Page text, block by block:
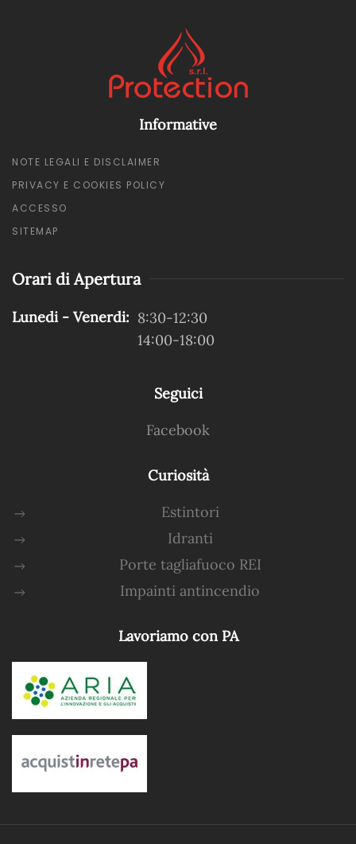
Informative
NOTE LEGALI E DISCLAIMER
PRIVACY E COOKIES POLICY
ACCESSO
SITEMAP
Orari di Apertura
Lunedi - Venerdi: 8:30-12:30
14:00-18:00
Seguici
Facebook
Curiosità
Estintori
Idranti
Porte tagliafuoco REI
Impainti antincendio
Lavoriamo con PA